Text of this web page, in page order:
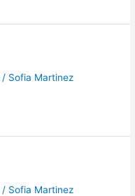
/ Sofia Martinez
/ Sofia Martinez